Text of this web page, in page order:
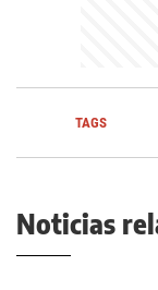
TAGS
Noticias